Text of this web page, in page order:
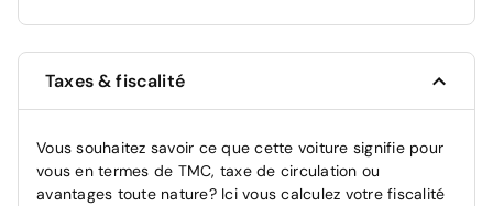
Taxes & fiscalité
Vous souhaitez savoir ce que cette voiture signifie pour
vous en termes de TMC, taxe de circulation ou
avantages toute nature? Ici vous calculez votre fiscalité